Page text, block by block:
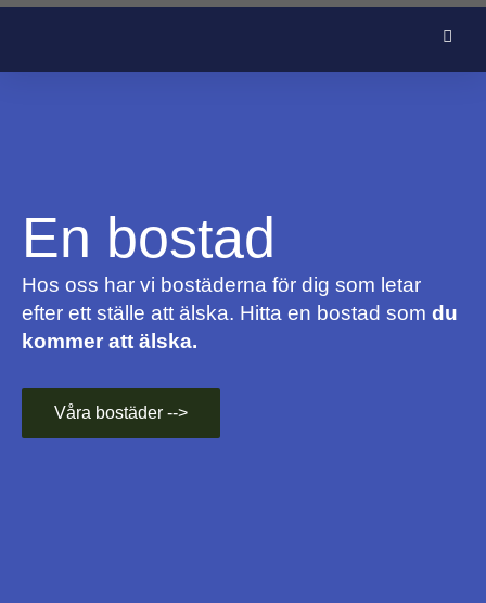
En bostad
Hos oss har vi bostäderna för dig som letar
efter ett ställe att älska. Hitta en bostad som du
kommer att älska.
Våra bostäder -->